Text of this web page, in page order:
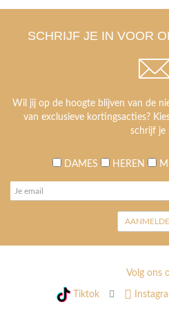
SCHRIJF JE IN VOOR
Wil jij op de hoogte blijven van de
van exclusieve kortingsacties?
schrijf je
DAMES HEREN
Volg ons
Tiktok